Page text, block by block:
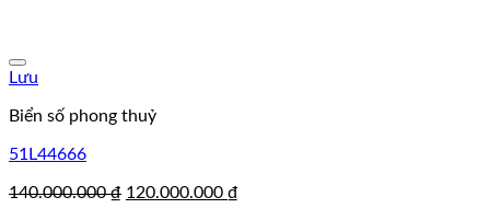
Lưu
Biển số phong thuỷ
51L44666
140.000.000₫ Giá
120.000.000 ₫